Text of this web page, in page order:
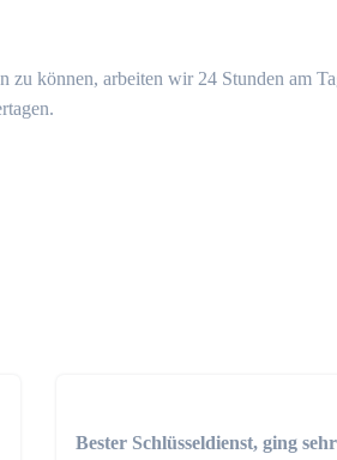
zu können, arbeiten wir 24 Stunden am
Bester Schlüsseldienst, ging